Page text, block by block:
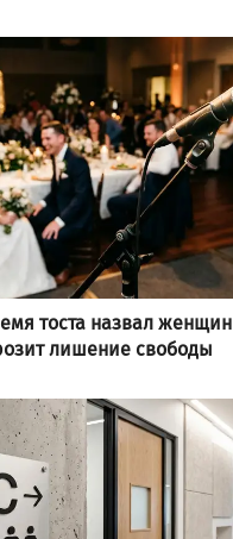
тоста назвал женщин
лишение свободы